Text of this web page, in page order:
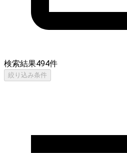
検索結果494件
絞り込み条件